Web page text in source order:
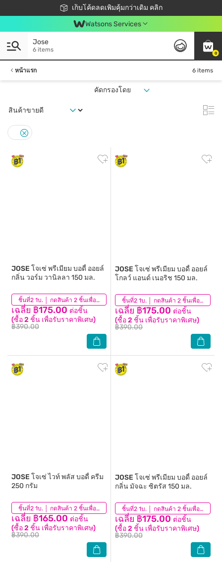
เก็บโค้ดลดเพิ่มคุ้มกว่าเดิม คลิก
ชอปออนไลน์ครั้งแรก ลดเพิ่มจุก ๆ 10%! 🎉
📦ส่งฟรี! เมื่อชอป 499฿
สมาชิกวัตสัน คลับดียังไง?
Watsons Services
0
Jose
6 items
หน้าแรก 6 items
คัดกรองโดย
ชิ้นที่2 1บ. │ กดสินค้า 2 ชิ้นเพื่อรับโปรโมชันนี้
JOSE โจเซ่ พรีเมียม บอดี้ ออยล์
กลิ่น วอร์ม วานิลลา 150 มล.
เฉลี่ย ฿175.00 ต่อชิ้น
(ซื้อ 2 ชิ้น เพื่อรับราคาพิเศษ)
฿390.00
(5) ชิ้นที่2 1บ. │ กดสินค้า 2 ชิ้นเพื่อรับโปรโมชันนี้
JOSE โจเซ่ พรีเมียม บอดี้ ออยล์
โกลว์ แอนด์ เนอริช 150 มล.
เฉลี่ย ฿175.00 ต่อชิ้น
(ซื้อ 2 ชิ้น เพื่อรับราคาพิเศษ)
฿390.00
(4)
ชิ้นที่2 1บ. │ กดสินค้า 2 ชิ้นเพื่อรับโปรโมชันนี้
JOSE โจเซ่ ไวท์ พลัส บอดี้ ครีม
250 กรัม
เฉลี่ย ฿165.00 ต่อชิ้น
(ซื้อ 2 ชิ้น เพื่อรับราคาพิเศษ)
฿390.00
(2) ชิ้นที่2 1บ. │ กดสินค้า 2 ชิ้นเพื่อรับโปรโมชันนี้
JOSE โจเซ่ พรีเมียม บอดี้ ออยล์
กลิ่น มัจฉะ ซิตรัส 150 มล.
เฉลี่ย ฿175.00 ต่อชิ้น
(ซื้อ 2 ชิ้น เพื่อรับราคาพิเศษ)
฿390.00
(1)